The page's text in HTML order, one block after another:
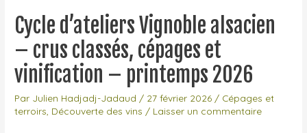
Cycle d’ateliers Vignoble alsacien
– crus classés, cépages et
vinification – printemps 2026
Par Julien Hadjadj-Jadaud / 27 février 2026 / Cépages et
terroirs Découverte des vins / Laisser un commentaire